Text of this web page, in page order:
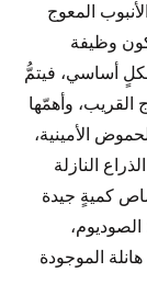
المعوج
وظيفة
أساسي، فيتمُّ
القريب، وأهمّها
الأمينية،
النازلة
كميةٍ جيدة
الموجودة